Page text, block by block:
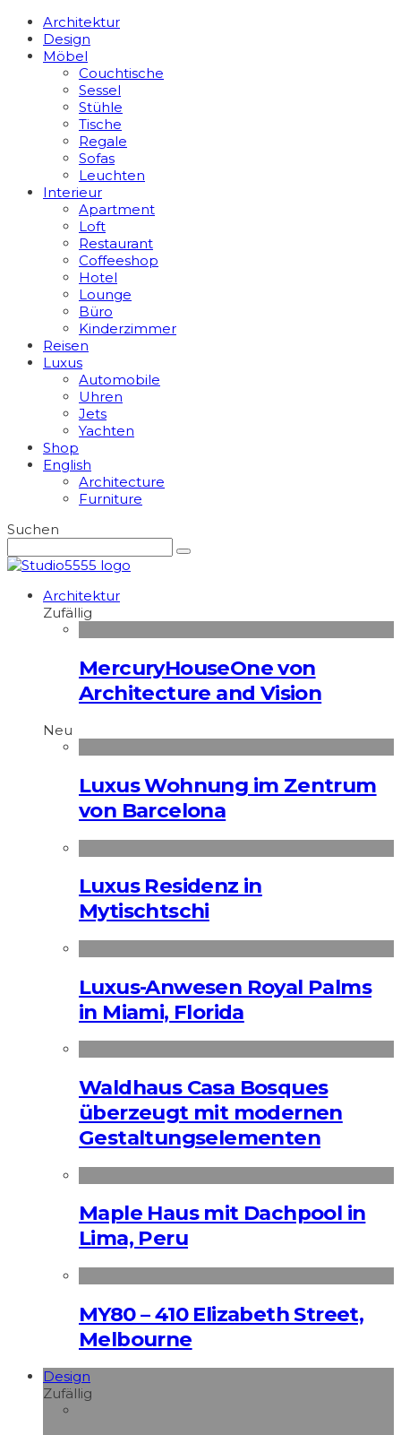
Architektur
Design
Möbel
Couchtische
Sessel
Stühle
Tische
Regale
Sofas
Leuchten
Interieur
Apart­ment
Loft
Restaurant
Coffeeshop
Hotel
Lounge
Büro
Kinderzimmer
Reisen
Luxus
Automobile
Uhren
Jets
Yachten
Shop
English
Architecture
Furniture
Suchen
Architektur
Zufällig
MercuryHouseOne von
Architecture and Vision
Neu
Luxus Wohnung im Zentrum
von Barcelona
Luxus Residenz in
Mytischtschi
Luxus-Anwesen Royal Palms
in Miami, Florida
Waldhaus Casa Bosques
überzeugt mit modernen
Gestaltungselementen
Maple Haus mit Dachpool in
Lima, Peru
MY80 – 410 Elizabeth Street,
Melbourne
Design
Zufällig